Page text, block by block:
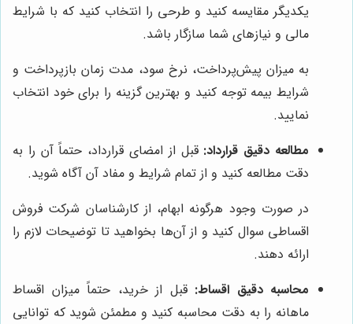
یکدیگر مقایسه کنید و طرحی را انتخاب کنید که با شرایط
مالی و نیازهای شما سازگار باشد.
به میزان پیش‌پرداخت، نرخ سود، مدت زمان بازپرداخت و
شرایط بیمه توجه کنید و بهترین گزینه را برای خود انتخاب
نمایید.
مطالعه دقیق قرارداد: قبل از امضای قرارداد، حتماً آن را به
دقت مطالعه کنید و از تمام شرایط و مفاد آن آگاه شوید.
در صورت وجود هرگونه ابهام، از کارشناسان شرکت فروش
اقساطی سوال کنید و از آن‌ها بخواهید تا توضیحات لازم را
ارائه دهند.
محاسبه دقیق اقساط: قبل از خرید، حتماً میزان اقساط
ماهانه را به دقت محاسبه کنید و مطمئن شوید که توانایی